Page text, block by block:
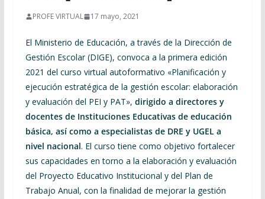
PROFE VIRTUAL 17 mayo, 2021
El Ministerio de Educación, a través de la Dirección de
Gestión Escolar (DIGE), convoca a la primera edición
2021 del curso virtual autoformativo «Planificación y
ejecución estratégica de la gestión escolar: elaboración
y evaluación del PEI y PAT», dirigido a directores y
docentes de Instituciones Educativas de educación
básica, así como a especialistas de DRE y UGEL a
nivel nacional. El curso tiene como objetivo fortalecer
sus capacidades en torno a la elaboración y evaluación
del Proyecto Educativo Institucional y del Plan de
Trabajo Anual, con la finalidad de mejorar la gestión